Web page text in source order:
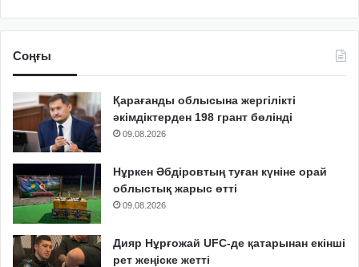
Соңғы
Қарағанды облысына жергілікті
әкімдіктерден 198 грант бөлінді
09.08.2026
Нұркен Әбдіровтың туған күніне орай
облыстық жарыс өтті
09.08.2026
Дияр Нұрғожай UFC-де қатарынан екінші
рет жеңіске жетті